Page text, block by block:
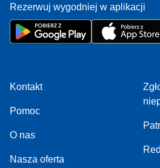
Rezerwuj wygodniej w aplikacji
Kontakt
Pomoc
O nas
Nasza oferta